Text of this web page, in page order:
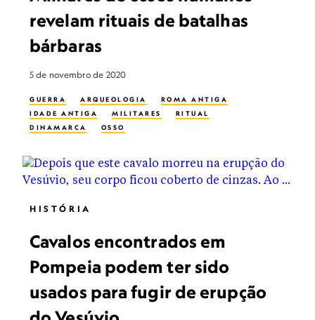
revelam rituais de batalhas
bárbaras
5 de novembro de 2020
GUERRA ARQUEOLOGIA
ROMA ANTIGA
IDADE ANTIGA
MILITARES
RITUAL
DINAMARCA
OSSO
HISTÓRIA
Cavalos encontrados em
Pompeia podem ter sido
usados para fugir de erupção